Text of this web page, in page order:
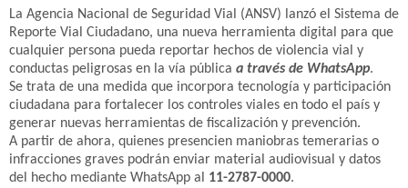
La Agencia Nacional de Seguridad Vial (ANSV) lanzó el Sistema de
Reporte Vial Ciudadano, una nueva herramienta digital para que
cualquier persona pueda reportar hechos de violencia vial y
conductas peligrosas en la vía pública a través de WhatsApp.
Se trata de una medida que incorpora tecnología y participación
ciudadana para fortalecer los controles viales en todo el país y
generar nuevas herramientas de fiscalización y prevención.
A partir de ahora, quienes presencien maniobras temerarias o
infracciones graves podrán enviar material audiovisual y datos
del hecho mediante WhatsApp al 11-2787-0000.